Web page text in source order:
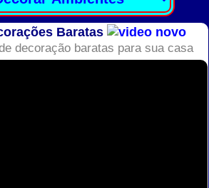
Baratas
decoração baratas para sua casa